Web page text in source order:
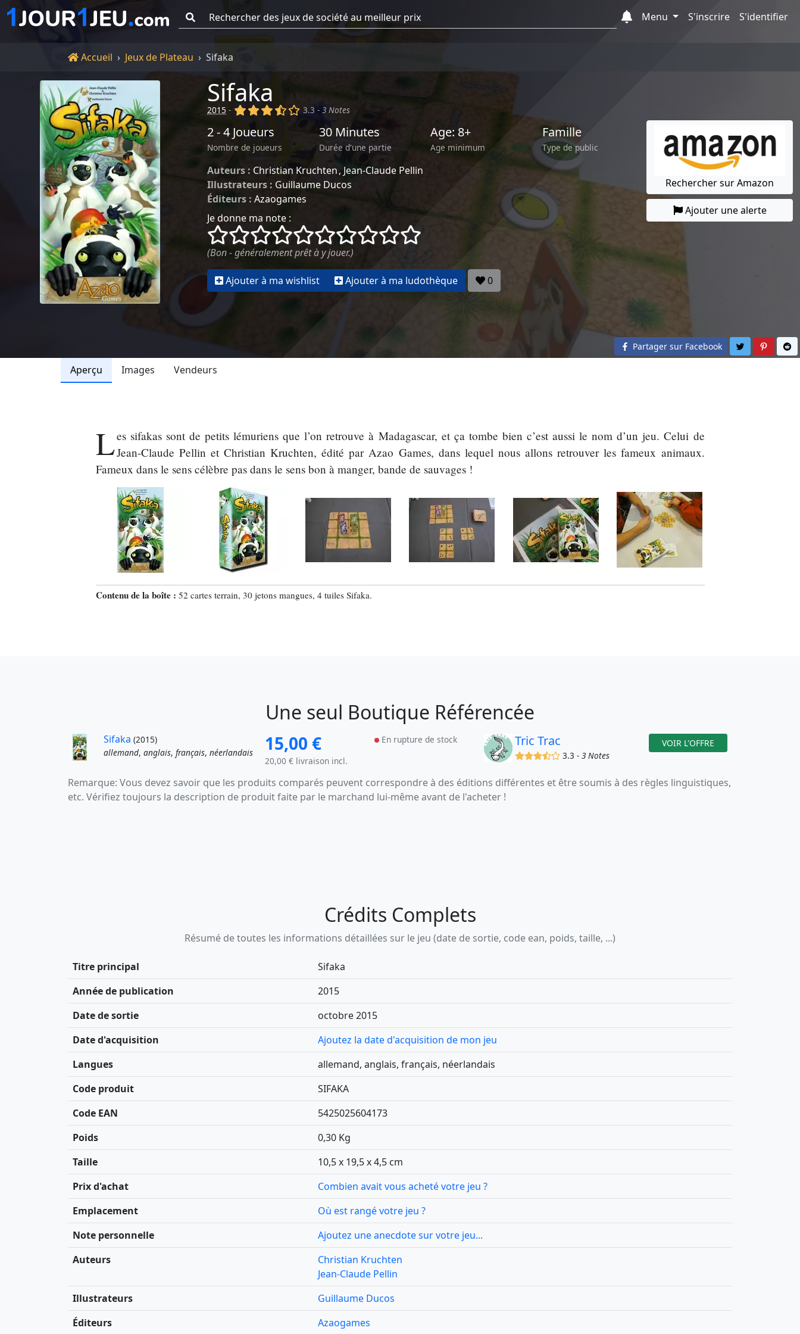
Menu
S'inscrire S'identifier
Accueil
Accueil Jeux de Plateau Sifaka
Sifaka
2015 - (x) (x) (x) (,) ()
3.3 -3 Notes
2 - 4 Joueurs
Nombre de joueurs
30 Minutes
Durée d'une partie
Age: 8+
Age minimum
Famille
Type de public
Auteurs : Christian Kruchten Jean-Claude Pellin
Illustrateurs : Guillaume Ducos
Éditeurs : Azaogames
Je donne ma note :
()
() () () () () () () ()
(Bon - généralement prêt à y jouer.)
Ajouter à ma wishlist Ajouter à ma ludothèque 0
Rechercher sur Amazon
Ajouter une alerte
Partager sur Facebook Partager sur
Aperçu Images Vendeurs
Les sifakas sont de petits lémuriens que l’on retrouve à Madagascar, et ça tombe bien c’est aussi le nom d’un jeu. Celui de
Jean-Claude Pellin et Christian Kruchten, édité par Azao Games, dans lequel nous allons retrouver les fameux animaux.
Fameux dans le sens célèbre pas dans le sens bon à manger, bande de sauvages !
Contenu de la boîte : 52 cartes terrain, 30 jetons mangues, 4 tuiles Sifaka.
Une seul Boutique Référencée
Sifaka (2015)
allemand, anglais, français, néerlandais 15,00 €
20,00 € livraison incl.
En rupture de stock Tric Trac
(x)(x)(x)(,)()
3.3 - 3 Notes
VOIR L'OFFRE
Remarque: Vous devez savoir que les produits comparés peuvent correspondre à des éditions différentes et être soumis à des règles linguistiques,
etc. Vérifiez toujours la description de produit faite par le marchand lui-même avant de l'acheter !
Crédits Complets
Résumé de toutes les informations détaillées sur le jeu (date de sortie, code ean, poids, taille, ...)
Titre principal
Sifaka
Année de publication
2015
Date de sortie
octobre 2015
Date d'acquisition
Ajoutez la date d'acquisition de mon jeu
Langues
allemand, anglais, français, néerlandais
Code produit
SIFAKA
Code EAN
5425025604173
Poids
0,30 Kg
Taille
10,5 x 19,5 x 4,5 cm
Prix d'achat
Combien avait vous acheté votre jeu ?
Emplacement
Où est rangé votre jeu ?
Note personnelle
Ajoutez une anecdote sur votre jeu...
Auteurs
Christian Kruchten
Jean-Claude Pellin
Illustrateurs
Guillaume Ducos
Éditeurs
Azaogames